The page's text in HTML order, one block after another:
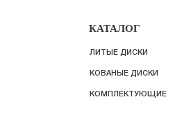
КАТАЛОГ
ЛИТЫЕ ДИСКИ
КОВАНЫЕ ДИСКИ
КОМПЛЕКТУЮЩИЕ